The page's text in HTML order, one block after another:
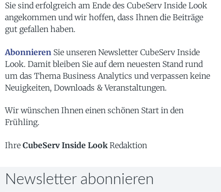
Sie sind erfolgreich am Ende des CubeServ Inside Look
angekommen und wir hoffen, dass Ihnen die Beiträge
gut gefallen haben.
Abonnieren Sie unseren Newsletter CubeServ Inside
Look. Damit bleiben Sie auf dem neuesten Stand rund
um das Thema Business Analytics und verpassen keine
Neuigkeiten, Downloads & Veranstaltungen.
Wir wünschen Ihnen einen schönen Start in den
Frühling.
Ihre CubeServ Inside Look Redaktion
Newsletter abonnieren